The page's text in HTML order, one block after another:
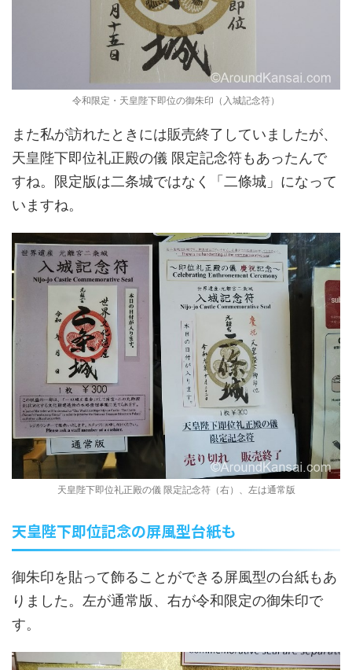
令和限定・天皇陛下即位の御朱印（入城記念符）
また私が訪れたときには販売終了していましたが、
天皇陛下即位礼正殿の儀 限定記念符もあったんで
すね。限定版は二条城ではなく「二條城」になって
いますね。
天皇陛下即位礼正殿の儀 限定記念符（右）、左は通常版
天皇陛下即位記念の屏風型台紙も
御朱印を貼って飾ることができる屏風型の台紙もあ
りました。左が通常版、右が令和限定の御朱印で
す。